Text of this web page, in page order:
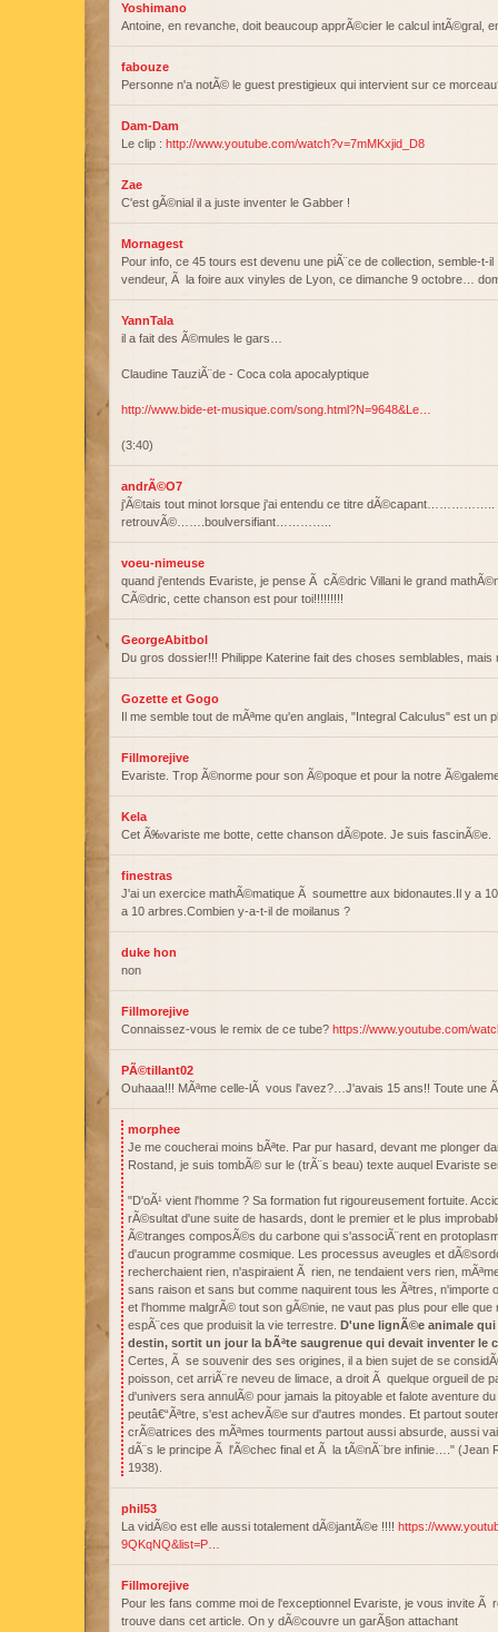
Yoshimano
Antoine, en revanche, doit beaucoup apprÃ©cier le calcul intÃ©gral,
fabouze
Personne n'a notÃ© le guest prestigieux qui intervient sur ce
Dam-Dam
Le clip : http://www.youtube.com/watch?v=7mMKxjid_D8
Zae
C'est gÃ©nial il a juste inventer le Gabber !
Mornagest
Pour info, ce 45 tours est devenu une piÃ¨ce de collection, semble-t-
vendeur, Ã la foire aux vinyles de Lyon, ce dimanche 9 octobre…
YannTala
il a fait des Ã©mules le gars…
Claudine TauziÃ¨de - Coca cola apocalyptique
http://www.bide-et-musique.com/song.html?N=9648&Le…
(3:40)
andrÃ©O7
j'Ã©tais tout minot lorsque j'ai entendu ce titre dÃ©capant……………..
retrouvÃ©…….boulversifiant…………..
voeu-nimeuse
quand j'entends Evariste, je pense Ã cÃ©dric Villani le grand
CÃ©dric, cette chanson est pour toi!!!!!!!!!
GeorgeAbitbol
Du gros dossier!!! Philippe Katerine fait des choses semblables,
Gozette et Gogo
Il me semble tout de mÃªme qu'en anglais, "Integral Calculus" est un
Fillmorejive
Evariste. Trop Ã©norme pour son Ã©poque et pour la notre
Kela
Cet Ã‰variste me botte, cette chanson dÃ©pote. Je suis fascinÃ©e.
finestras
J'ai un exercice mathÃ©matique Ã soumettre aux bidonautes.Il y a
a 10 arbres.Combien y-a-t-il de moilanus ?
duke hon
non
Fillmorejive
Connaissez-vous le remix de ce tube? https://www.youtube.com/
PÃ©tillant02
Ouhaaa!!! MÃªme celle-lÃ vous l'avez?…J'avais 15 ans!! Toute une
morphee
Je me coucherai moins bÃªte. Par pur hasard, devant me plonger
Rostand, je suis tombÃ© sur le (trÃ¨s beau) texte auquel Evariste
"D'oÃ¹ vient l'homme ? Sa formation fut rigoureusement fortuite.
rÃ©sultat d'une suite de hasards, dont le premier et le plus
Ã©tranges composÃ©s du carbone qui s'associÃ¨rent en
d'aucun programme cosmique. Les processus aveugles et
recherchaient rien, n'aspiraient Ã rien, ne tendaient vers rien,
sans raison et sans but comme naquirent tous les Ãªtres,
et l'homme malgrÃ© tout son gÃ©nie, ne vaut pas plus pour elle que
espÃ¨ces que produisit la vie terrestre. D'une lignÃ©e animale
destin, sortit un jour la bÃªte saugrenue qui devait inventer le
Certes, Ã se souvenir des ses origines, il a bien sujet de se
poisson, cet arriÃ¨re neveu de limace, a droit Ã quelque orgueil de
d'univers sera annulÃ© pour jamais la pitoyable et falote aventure
peutâ€“Ãªtre, s'est achevÃ©e sur d'autres mondes. Et partout
crÃ©atrices des mÃªmes tourments partout aussi absurde, aussi
dÃ¨s le principe Ã l'Ã©chec final et Ã la tÃ©nÃ¨bre infinie…." (Jean
1938).
phil53
La vidÃ©o est elle aussi totalement dÃ©jantÃ©e !!!! https://
9QKqNQ&list=P…
Fillmorejive
Pour les fans comme moi de l'exceptionnel Evariste, je vous invite Ã
trouve dans cet article. On y dÃ©couvre un garÃ§on attachant